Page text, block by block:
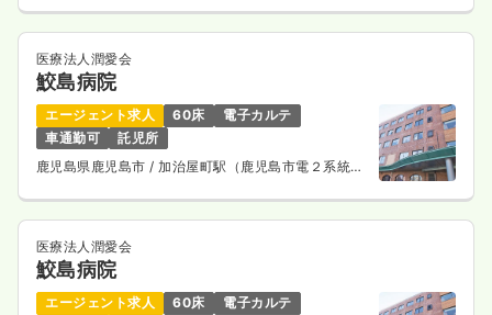
医療法人潤愛会
鮫島病院
エージェント求人 60床
電子カルテ
車通勤可
託児所
鹿児島県鹿児島市/ 加治屋町駅（鹿児島市電２系統）
医療法人潤愛会
鮫島病院
エージェント求人 60床
電子カルテ